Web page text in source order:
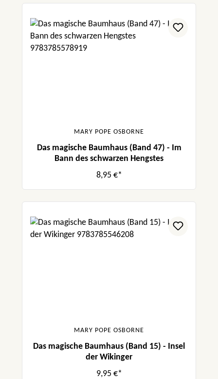
MARY POPE OSBORNE
Das magische Baumhaus (Band 47) - Im
Bann des schwarzen Hengstes
8,95 €*
MARY POPE OSBORNE
Das magische Baumhaus (Band 15) - Insel
der Wikinger
9,95 €*